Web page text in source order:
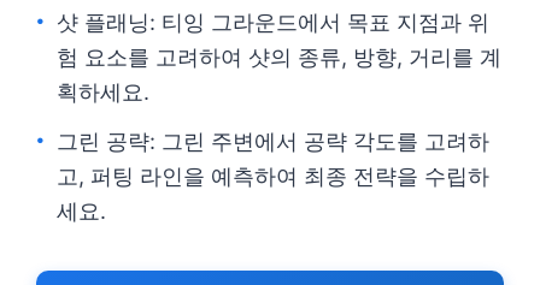
샷 플래닝: 티잉 그라운드에서 목표 지점과 위
험 요소를 고려하여 샷의 종류, 방향, 거리를 계
획하세요.
그린 공략: 그린 주변에서 공략 각도를 고려하
고, 퍼팅 라인을 예측하여 최종 전략을 수립하
세요.